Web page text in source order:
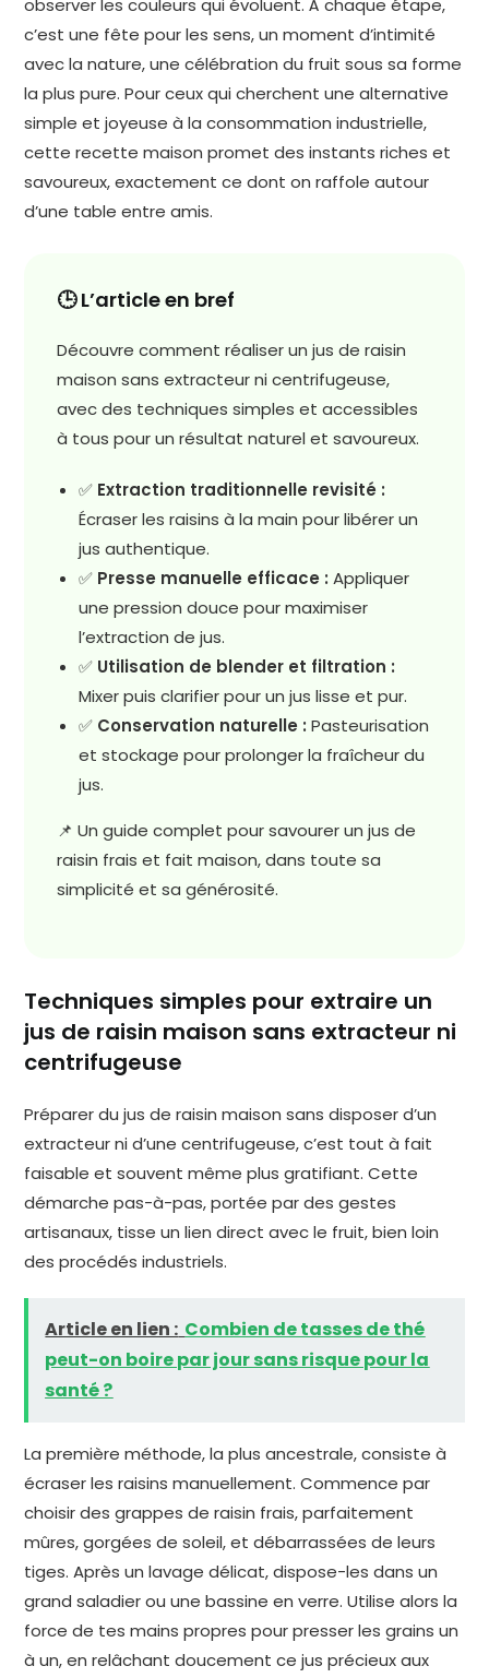
observer les couleurs qui évoluent. À chaque étape,
c’est une fête pour les sens, un moment d’intimité
avec la nature, une célébration du fruit sous sa forme
la plus pure. Pour ceux qui cherchent une alternative
simple et joyeuse à la consommation industrielle,
cette recette maison promet des instants riches et
savoureux, exactement ce dont on raffole autour
d’une table entre amis.
🕒 L’article en bref
Découvre comment réaliser un jus de raisin
maison sans extracteur ni centrifugeuse,
avec des techniques simples et accessibles
à tous pour un résultat naturel et savoureux.
✅ Extraction traditionnelle revisité :
Écraser les raisins à la main pour libérer un
jus authentique.
✅ Presse manuelle efficace : Appliquer
une pression douce pour maximiser
l’extraction de jus.
✅ Utilisation de blender et filtration :
Mixer puis clarifier pour un jus lisse et pur.
✅ Conservation naturelle : Pasteurisation
et stockage pour prolonger la fraîcheur du
jus.
📌 Un guide complet pour savourer un jus de
raisin frais et fait maison, dans toute sa
simplicité et sa générosité.
Techniques simples pour extraire un
jus de raisin maison sans extracteur ni
centrifugeuse
Préparer du jus de raisin maison sans disposer d’un
extracteur ni d’une centrifugeuse, c’est tout à fait
faisable et souvent même plus gratifiant. Cette
démarche pas-à-pas, portée par des gestes
artisanaux, tisse un lien direct avec le fruit, bien loin
des procédés industriels.
Article en lien : Combien de tasses de thé
peut-on boire par jour sans risque pour la
santé ?
La première méthode, la plus ancestrale, consiste à
écraser les raisins manuellement. Commence par
choisir des grappes de raisin frais, parfaitement
mûres, gorgées de soleil, et débarrassées de leurs
tiges. Après un lavage délicat, dispose-les dans un
grand saladier ou une bassine en verre. Utilise alors la
force de tes mains propres pour presser les grains un
à un, en relâchant doucement ce jus précieux aux